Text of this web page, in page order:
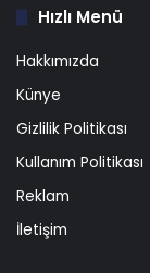
Hızlı Menü
Hakkımızda
Künye
Gizlilik Politikası
Kullanım Politikası
Reklam
İletişim